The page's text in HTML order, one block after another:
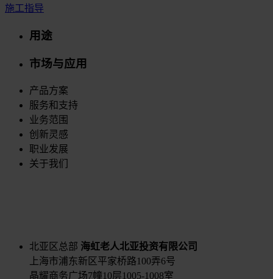
施工指导
用途
市场与应用
产品方案
服务和支持
业务范围
创新灵感
职业发展
关于我们
北亚区总部 海虹老人北亚投资有限公司
上海市浦东新区平家桥路100弄6号
晶耀商务广场7幢10层1005-1008室